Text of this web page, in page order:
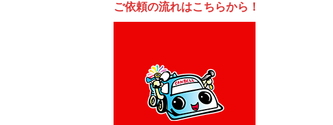
ご依頼の流れはこちらから！